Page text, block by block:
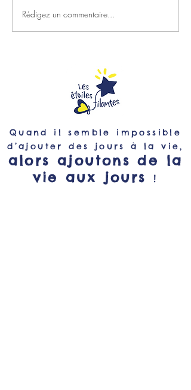
Rejoignez le Club Strava
2500 voix !
Rédigez un commentaire...
Quand il semble impossible
d’ajouter des jours à la vie,
alors ajoutons de la
vie aux jours
!